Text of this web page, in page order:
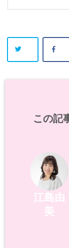
この記
江島由
美